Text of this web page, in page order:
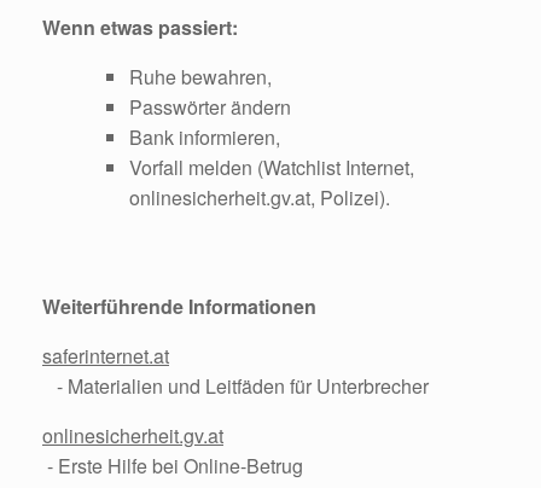
Wenn etwas passiert:
Ruhe bewahren,
Passwörter ändern
Bank informieren,
Vorfall melden (Watchlist Internet,
onlinesicherheit.gv.at, Polizei).
Weiterführende Informationen
saferinternet.at
- Materialien und Leitfäden für Unterbrecher
onlinesicherheit.gv.at
- Erste Hilfe bei Online-Betrug